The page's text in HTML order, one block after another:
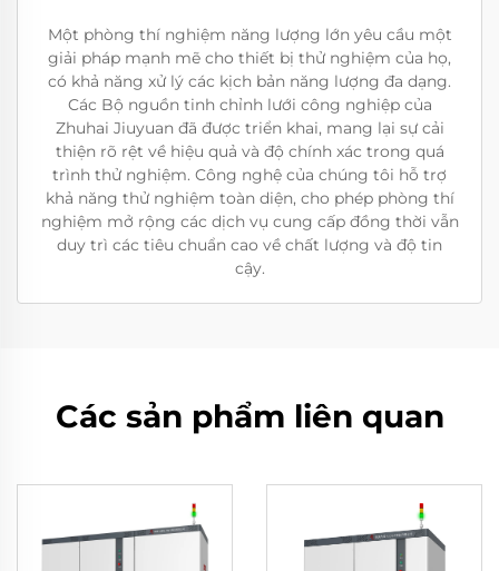
Một phòng thí nghiệm năng lượng lớn yêu cầu một
giải pháp mạnh mẽ cho thiết bị thử nghiệm của họ,
có khả năng xử lý các kịch bản năng lượng đa dạng.
Các Bộ nguồn tinh chỉnh lưới công nghiệp của
Zhuhai Jiuyuan đã được triển khai, mang lại sự cải
thiện rõ rệt về hiệu quả và độ chính xác trong quá
trình thử nghiệm. Công nghệ của chúng tôi hỗ trợ
khả năng thử nghiệm toàn diện, cho phép phòng thí
nghiệm mở rộng các dịch vụ cung cấp đồng thời vẫn
duy trì các tiêu chuẩn cao về chất lượng và độ tin
cậy.
Các sản phẩm liên quan